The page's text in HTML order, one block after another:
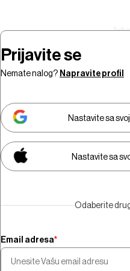
Morate biti
gledali
Prijavite se
Nemate nalog? Napravite profil
Nastavite sa
Nastavite sa
Odaberite
Email adresa*